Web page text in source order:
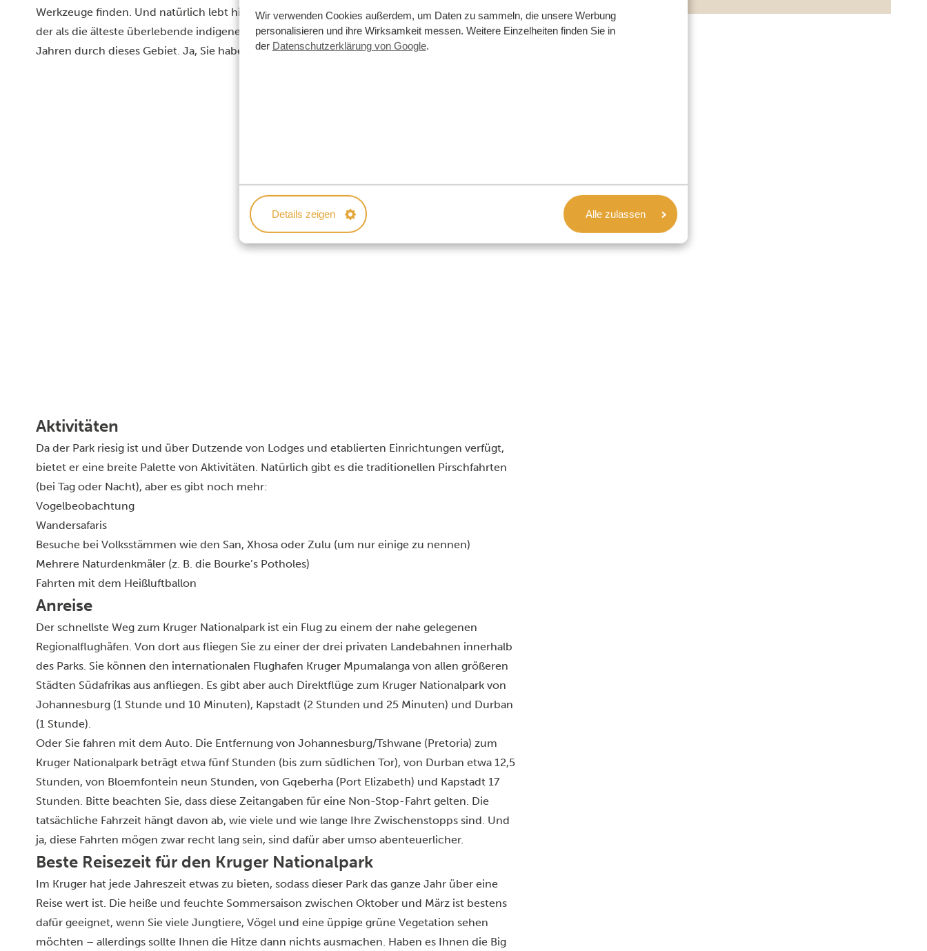
Wir verwenden Cookies außerdem, um Daten zu sammeln, die unsere Werbung
personalisieren und ihre Wirksamkeit messen. Weitere Einzelheiten finden Sie in
der Datenschutzerklärung von Google.
Details zeigen Alle zulassen
Werkzeuge finden. Und natürlich lebt hier das Volk der San, ein Jäger- und Sammlerstamm,
der als die älteste überlebende indigene Kultur der Welt gilt. Sie streifen seit mehr als 20.000
Jahren durch dieses Gebiet. Ja, Sie haben richtig gelesen: 20.000 Jahre!
Aktivitäten
Da der Park riesig ist und über Dutzende von Lodges und etablierten Einrichtungen verfügt,
bietet er eine breite Palette von Aktivitäten. Natürlich gibt es die traditionellen Pirschfahrten
(bei Tag oder Nacht), aber es gibt noch mehr:
Vogelbeobachtung
Wandersafaris
Besuche bei Volksstämmen wie den San, Xhosa oder Zulu (um nur einige zu nennen)
Mehrere Naturdenkmäler (z. B. die Bourke’s Potholes)
Fahrten mit dem Heißluftballon
Anreise
Der schnellste Weg zum Kruger Nationalpark ist ein Flug zu einem der nahe gelegenen
Regionalflughäfen. Von dort aus fliegen Sie zu einer der drei privaten Landebahnen innerhalb
des Parks. Sie können den internationalen Flughafen Kruger Mpumalanga von allen größeren
Städten Südafrikas aus anfliegen. Es gibt aber auch Direktflüge zum Kruger Nationalpark von
Johannesburg (1 Stunde und 10 Minuten), Kapstadt (2 Stunden und 25 Minuten) und Durban
(1 Stunde).
Oder Sie fahren mit dem Auto. Die Entfernung von Johannesburg/Tshwane (Pretoria) zum
Kruger Nationalpark beträgt etwa fünf Stunden (bis zum südlichen Tor), von Durban etwa 12,5
Stunden, von Bloemfontein neun Stunden, von Gqeberha (Port Elizabeth) und Kapstadt 17
Stunden. Bitte beachten Sie, dass diese Zeitangaben für eine Non-Stop-Fahrt gelten. Die
tatsächliche Fahrzeit hängt davon ab, wie viele und wie lange Ihre Zwischenstopps sind. Und
ja, diese Fahrten mögen zwar recht lang sein, sind dafür aber umso abenteuerlicher.
Beste Reisezeit für den Kruger Nationalpark
Im Kruger hat jede Jahreszeit etwas zu bieten, sodass dieser Park das ganze Jahr über eine
Reise wert ist. Die heiße und feuchte Sommersaison zwischen Oktober und März ist bestens
dafür geeignet, wenn Sie viele Jungtiere, Vögel und eine üppige grüne Vegetation sehen
möchten – allerdings sollte Ihnen die Hitze dann nichts ausmachen. Haben es Ihnen die Big